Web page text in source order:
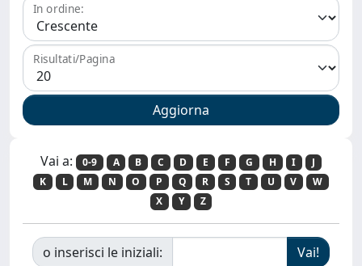
In ordine:
Risultati/Pagina
Vai a: 0-9 A B C D E F G H I
J
K
L M N O P Q R S T U V
W
X
Y Z
o inserisci le iniziali: